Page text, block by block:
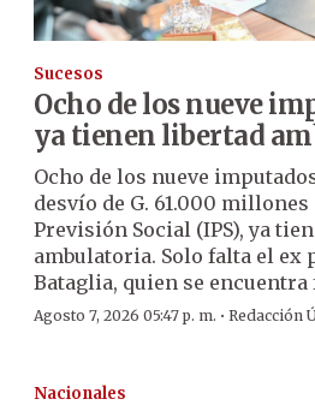
Sucesos
Ocho de los nueve
ya tienen libertad
Ocho de los nueve
desvío de G. 61.000
Previsión Social (IPS), ya
ambulatoria. Solo falta el ex
Bataglia, quien se encuentra
Agosto 7, 2026 05:47 p. m. · Redacción
Nacionales